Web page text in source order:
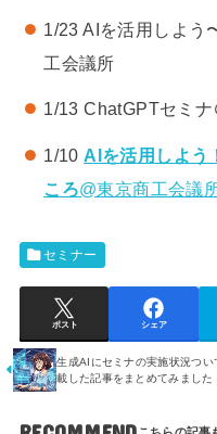
1/23 AIを活用しよう
工会議所
1/13 ChatGPTセミ
1/10 AIを活用しよう
ころ@東京商工会議
セミナー
ポスト シェア
生成AIにセミナの実施状況つい
載した記事をまとめてみました